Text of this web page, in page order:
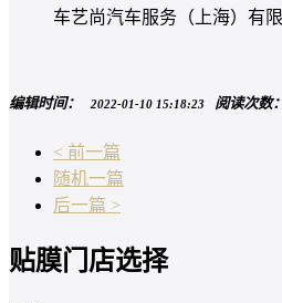
车艺尚汽车服务（上海）有
编辑时间： 2022-01-10 15:18:23 阅读次数
< 前一篇
随机一篇
后一篇 >
贴膜门店选择